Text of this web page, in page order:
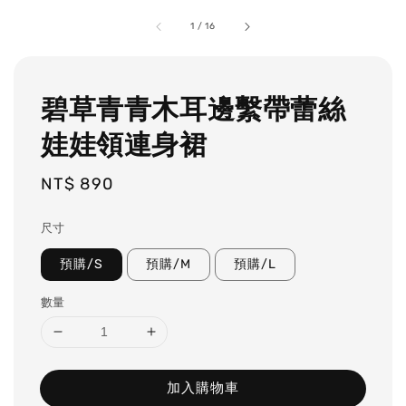
1 /16
碧草青青木耳邊繫帶蕾絲
娃娃領連身裙
Regular
NT$ 890
尺寸
預購/S 預購/M 預購/L
數量
加入購物車